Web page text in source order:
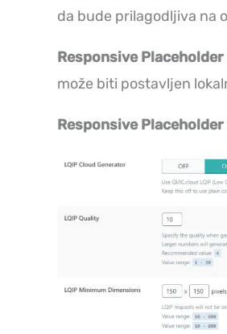
da bude prilagodljiva na
Responsive Placeholder
može biti postavljen
Responsive